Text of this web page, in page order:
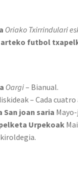
Oriako Txirrindulari
arteko futbol
Oargi– Bianual.
– Cada cuatro
joan saria
Urpekoak